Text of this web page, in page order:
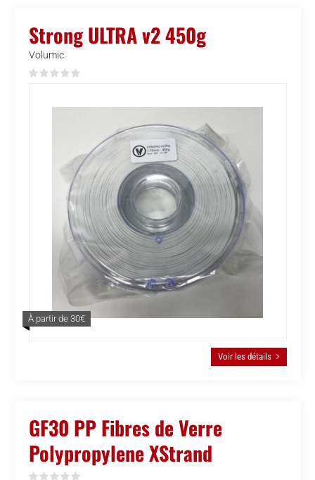
Strong ULTRA v2 450g
Volumic
À partir de 30€
Voir les détails
GF30 PP Fibres de Verre
Polypropylene XStrand